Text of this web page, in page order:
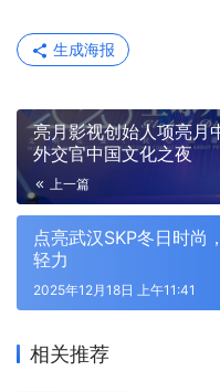
生成海报
亮月影视创始人项亮月
外交官中国文化之夜
上一篇
点亮武汉SKP冬日时尚
轻力
2025年12月18日 上午11:41
相关推荐